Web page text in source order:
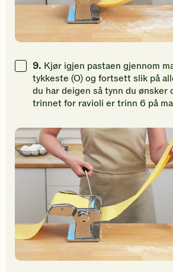
9. Kjør igjen pastaen gjennom
tykkeste (O) og fortsett slik på
du har deigen så tynn du ønsker
trinnet for ravioli er trinn 6 på